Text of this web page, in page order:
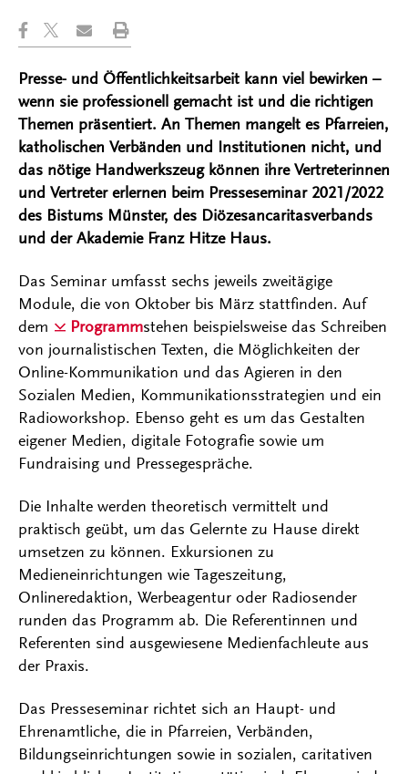
Presse- und Öffentlichkeitsarbeit kann viel bewirken –
wenn sie professionell gemacht ist und die richtigen
Themen präsentiert. An Themen mangelt es Pfarreien,
katholischen Verbänden und Institutionen nicht, und
das nötige Handwerkszeug können ihre Vertreterinnen
und Vertreter erlernen beim Presseseminar 2021/2022
des Bistums Münster, des Diözesancaritasverbands
und der Akademie Franz Hitze Haus.
Das Seminar umfasst sechs jeweils zweitägige
Module, die von Oktober bis März stattfinden. Auf
dem
Programmstehen beispielsweise das Schreiben
von journalistischen Texten, die Möglichkeiten der
Online-Kommunikation und das Agieren in den
Sozialen Medien, Kommunikationsstrategien und ein
Radioworkshop. Ebenso geht es um das Gestalten
eigener Medien, digitale Fotografie sowie um
Fundraising und Pressegespräche.
Die Inhalte werden theoretisch vermittelt und
praktisch geübt, um das Gelernte zu Hause direkt
umsetzen zu können. Exkursionen zu
Medieneinrichtungen wie Tageszeitung,
Onlineredaktion, Werbeagentur oder Radiosender
runden das Programm ab. Die Referentinnen und
Referenten sind ausgewiesene Medienfachleute aus
der Praxis.
Das Presseseminar richtet sich an Haupt- und
Ehrenamtliche, die in Pfarreien, Verbänden,
Bildungseinrichtungen sowie in sozialen, caritativen